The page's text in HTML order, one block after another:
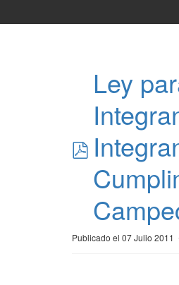
pdf
Ley
Publicado el 07 Julio 2011